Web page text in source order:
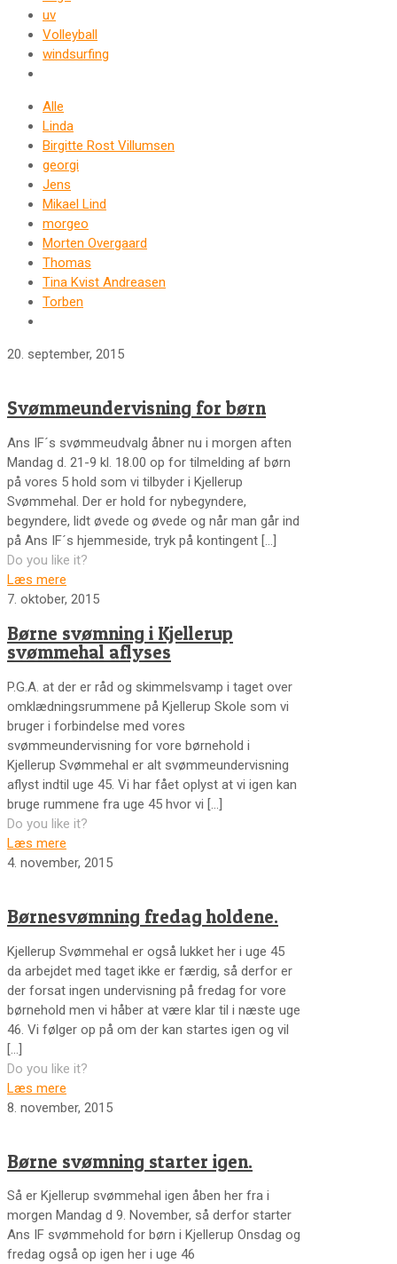
uv
Volleyball
windsurfing
Alle
Linda
Birgitte Rost Villumsen
georgi
Jens
Mikael Lind
morgeo
Morten Overgaard
Thomas
Tina Kvist Andreasen
Torben
20. september, 2015
Svømmeundervisning for børn
Ans IF´s svømmeudvalg åbner nu i morgen aften
Mandag d. 21-9 kl. 18.00 op for tilmelding af børn
på vores 5 hold som vi tilbyder i Kjellerup
Svømmehal. Der er hold for nybegyndere,
begyndere, lidt øvede og øvede og når man går ind
på Ans IF´s hjemmeside, tryk på kontingent […]
Do you like it?
Læs mere
7. oktober, 2015
Børne svømning i Kjellerup
svømmehal aflyses
P.G.A. at der er råd og skimmelsvamp i taget over
omklædningsrummene på Kjellerup Skole som vi
bruger i forbindelse med vores
svømmeundervisning for vore børnehold i
Kjellerup Svømmehal er alt svømmeundervisning
aflyst indtil uge 45. Vi har fået oplyst at vi igen kan
bruge rummene fra uge 45 hvor vi […]
Do you like it?
Læs mere
4. november, 2015
Børnesvømning fredag holdene.
Kjellerup Svømmehal er også lukket her i uge 45
da arbejdet med taget ikke er færdig, så derfor er
der forsat ingen undervisning på fredag for vore
børnehold men vi håber at være klar til i næste uge
46. Vi følger op på om der kan startes igen og vil
[…]
Do you like it?
Læs mere
8. november, 2015
Børne svømning starter igen.
Så er Kjellerup svømmehal igen åben her fra i
morgen Mandag d 9. November, så derfor starter
Ans IF svømmehold for børn i Kjellerup Onsdag og
fredag også op igen her i uge 46